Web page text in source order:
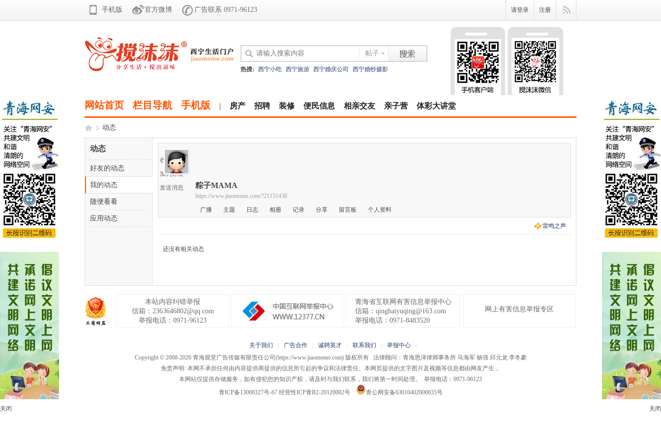
手机版 官方微博 广告联系 0971-96123 请登录 注册
关闭 关闭
帖子
热搜: 西宁小吃 西宁旅游 西宁婚庆公司 西宁婚纱摄影
网站首页 栏目导航 手机版 | 房产 招聘 装修 便民信息 相亲交友 亲子营 体彩大讲堂
西›
动态
动态
好友的动态
我的动态
随便看看
应用动态
收听TA
加为好友
发送消息
粽子MAMA
https://www.jiaomomo.com/?21151438
广播
主题 日志 相册 记录 分享 留言板 个人资料
雷鸣之声
还没有相关动态
本站内容纠错举报
信箱：2363646802@qq.com
举报电话：0971-96123
青海省互联网有害信息举报中心
信箱：qinghaiyuqing@163.com
举报电话：0971-8483520
网上有害信息举报专区
关于我们 广告合作 诚聘英才 联系我们 举报中心
Copyright © 2008-2026 青海观堂广告传媒有限责任公司 (https://www.jiaomomo.com) 版权所有 法律顾问：青海恩泽律师事务所 马海军 杨强 邱元龙 李冬豪
免责声明: 本网不承担任何由内容提供商提供的信息所引起的争议和法律责任。本网页提供的文字图片及视频等信息都由网友产生，
本网站仅提供存储服务，如有侵犯您的知识产权，请及时与我们联系，我们将第一时间处理。 举报电话：0971-96123
青ICP备13000327号-67经营性ICP青B2-20120002号 青公网安备63010402000035号